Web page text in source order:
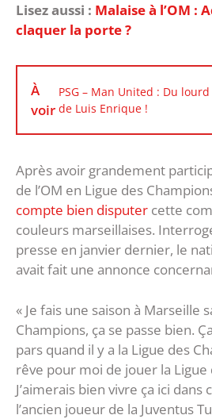
Lisez aussi : Malaise à l’OM :
claquer la porte ?
À
voir
PSG – Man United : Du
de Luis Enrique !
Après avoir grandement
de l’OM en Ligue des
compte bien disputer cette
couleurs marseillaises.
presse en janvier dernier, le
avait fait une annonce
« Je fais une saison à Marseille
Champions, ça se passe bien.
pars quand il y a la Ligue des
rêve pour moi de jouer la Ligue
J’aimerais bien vivre ça ici
l’ancien joueur de la Juventus